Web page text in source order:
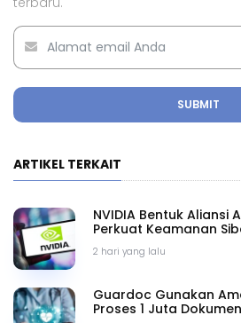
SUBMIT
ARTIKEL TERKAIT
2 hari yang lalu
NVIDIA Bentuk Aliansi
Perkuat Keamanan
Guardoc Gunakan
Proses 1 Juta